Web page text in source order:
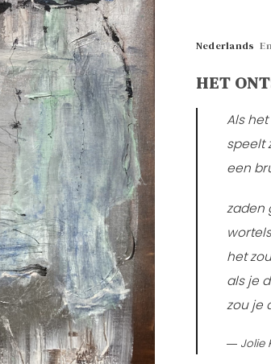
Nederlands
HET
Als
speelt
een
zaden
het
als je
zou je
― Jolie